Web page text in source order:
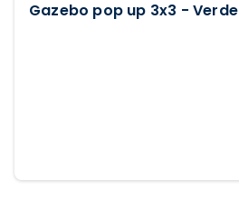
Gazebo pop up 3x3 - Verde